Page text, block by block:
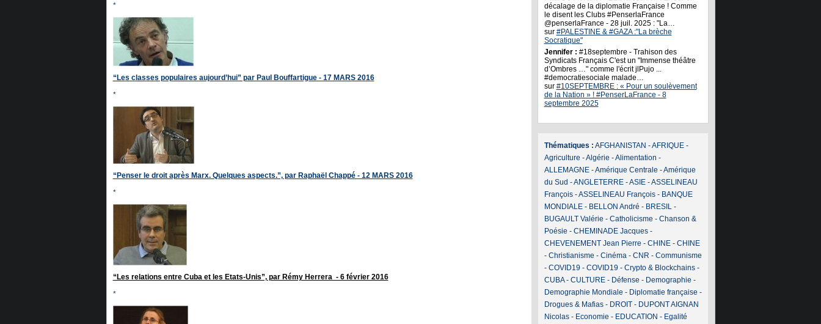
*
“Les classes populaires aujourd’hui” par Paul Bouffartigue - 17 MARS 2016
*
“Penser le droit après Marx. Quelques aspects.”, par Raphaël Chappé - 12 MARS 2016
*
“Les relations entre Cuba et les Etats-Unis”, par Rémy Herrera - 6 février 2016
*
décalage de la diplomatie Française ! Comme
le disent les Clubs #PenserlaFrance
@penserlaFrance - 28 juil. 2025 : "La…
sur #PALESTINE & #GAZA :"La brèche
Socratique"
Jennifer : #18septembre - Trahison des
Syndicats Français C'est un "Immense théâtre
d’Ombres …" comme l'écrit jlPujo ...
#democratiesociale malade…
sur #10SEPTEMBRE : « Pour un soulèvement
de la Nation » ! #PenserLaFrance - 8
septembre 2025
Thématiques : AFGHANISTAN -AFRIQUE-
Agriculture -Algérie -Alimentation -
ALLEMAGNE-Amérique Centrale -Amérique
du Sud -ANGLETERRE-ASIE-ASSELINEAU
François-ASSELINEAU François- BANQUE
MONDIALE- BELLON André - BRESIL-
BUGAULT Valérie - Catholicisme - Chanson &
Poésie - CHEMINADE Jacques-
CHEVENEMENT Jean Pierre - CHINE- CHINE
- Christianisme - Cinéma- CNR - Communisme
- COVID19 - COVID19 - Crypto & Blockchains-
CUBA- CULTURE- Défense - Demographie -
Demographie Mondiale - Diplomatie française -
Drogues & Mafias- DROIT- DUPONT AIGNAN
Nicolas- Economie - EDUCATION - Egalité